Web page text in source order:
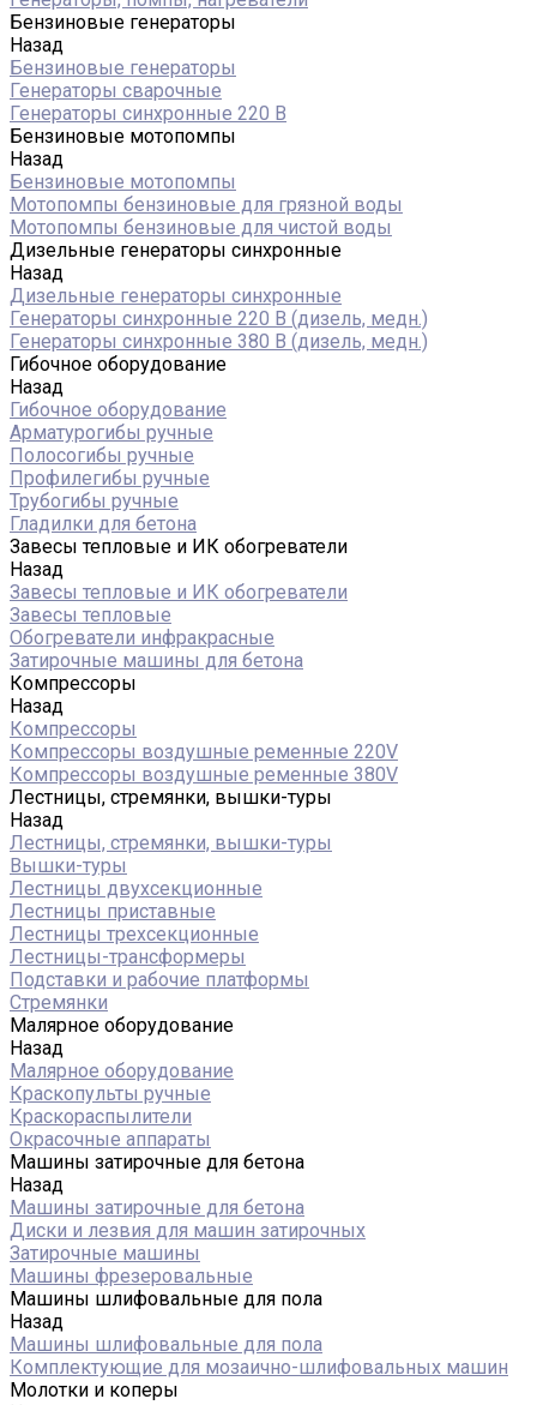
Бензиновые генераторы
Назад
Бензиновые генераторы
Генераторы сварочные
Генераторы синхронные 220 В
Бензиновые мотопомпы
Назад
Бензиновые мотопомпы
Мотопомпы бензиновые для грязной воды
Мотопомпы бензиновые для чистой воды
Дизельные генераторы синхронные
Назад
Дизельные генераторы синхронные
Генераторы синхронные 220 В (дизель, медн.)
Генераторы синхронные 380 В (дизель, медн.)
Гибочное оборудование
Назад
Гибочное оборудование
Арматурогибы ручные
Полосогибы ручные
Профилегибы ручные
Трубогибы ручные
Гладилки для бетона
Завесы тепловые и ИК обогреватели
Назад
Завесы тепловые и ИК обогреватели
Завесы тепловые
Обогреватели инфракрасные
Затирочные машины для бетона
Компрессоры
Назад
Компрессоры
Компрессоры воздушные ременные 220V
Компрессоры воздушные ременные 380V
Лестницы, стремянки, вышки-туры
Назад
Лестницы, стремянки, вышки-туры
Вышки-туры
Лестницы двухсекционные
Лестницы приставные
Лестницы трехсекционные
Лестницы-трансформеры
Подставки и рабочие платформы
Стремянки
Малярное оборудование
Назад
Малярное оборудование
Краскопульты ручные
Краскораспылители
Окрасочные аппараты
Машины затирочные для бетона
Назад
Машины затирочные для бетона
Диски и лезвия для машин затирочных
Затирочные машины
Машины фрезеровальные
Машины шлифовальные для пола
Назад
Машины шлифовальные для пола
Комплектующие для мозаично-шлифовальных машин
Молотки и коперы